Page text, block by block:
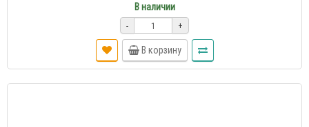
В наличии
- +
В корзину